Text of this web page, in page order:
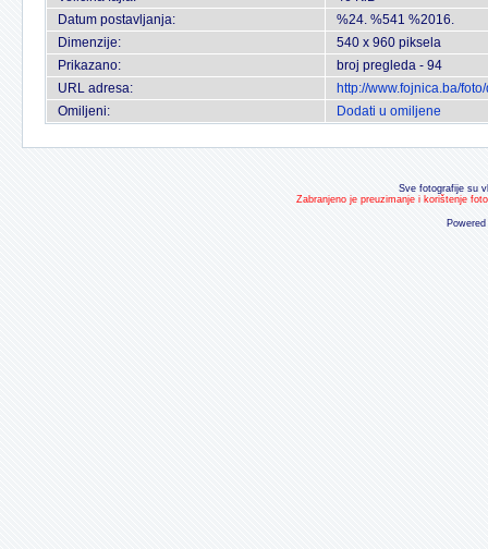
Datum postavljanja:
%24. %541 %2016.
Dimenzije:
540 x 960 piksela
Prikazano:
broj pregleda - 94
URL adresa:
http://www.fojnica.ba/
Omiljeni:
Dodati u omiljene
Sve fotografije su
Zabranjeno je preuzimanje i korištenje